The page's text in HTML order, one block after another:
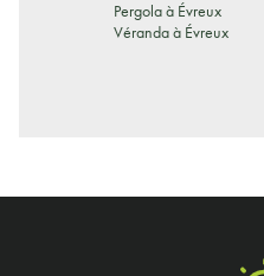
Pergola à Évreux
Véranda à Évreux